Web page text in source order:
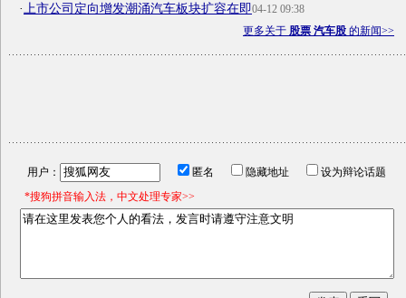
· 上市公司定向增发潮涌汽车板块扩容在即04-12 09:38
更多关于 股票 汽车股 的新闻>>
用户： 匿名 隐藏地址
设为辩论话题
*搜狗拼音输入法，中文处理专家>>